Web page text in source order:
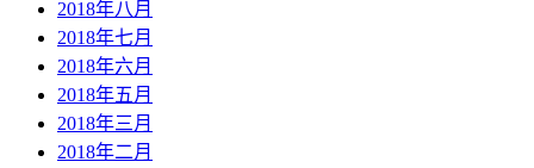
2018年八月
2018年七月
2018年六月
2018年五月
2018年三月
2018年二月